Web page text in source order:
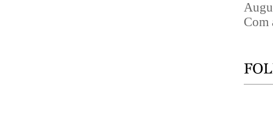
Com